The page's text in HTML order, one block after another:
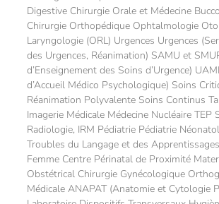
Digestive Chirurgie Orale et Médecine
Chirurgie Orthopédique Ophtalmologie
Laryngologie (ORL) Urgences Urgences
des Urgences, Réanimation) SAMU et
d’Enseignement des Soins d’Urgence)
d’Accueil Médico Psychologique) Soins
Réanimation Polyvalente Soins Continus
Imagerie Médicale Médecine Nucléaire TEP
Radiologie, IRM Pédiatrie Pédiatrie
Troubles du Langage et des
Femme Centre Périnatal de Proximité
Obstétrical Chirurgie Gynécologique
Médicale ANAPAT (Anatomie et Cytologie